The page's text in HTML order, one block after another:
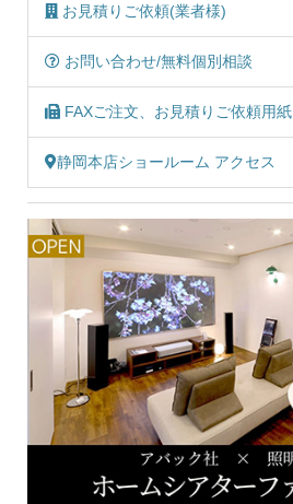
お見積りご依頼(業者様)
お問い合わせ/無料個別相談
FAXご注文、お見積りご依頼用紙
静岡本店ショールーム アクセス